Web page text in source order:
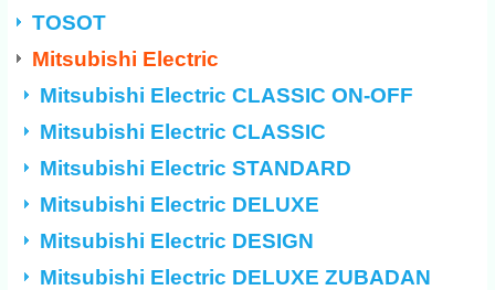
TOSOT
Mitsubishi Electric
Mitsubishi Electric CLASSIC ON-OFF
Mitsubishi Electric CLASSIC
Mitsubishi Electric STANDARD
Mitsubishi Electric DELUXE
Mitsubishi Electric DESIGN
Mitsubishi Electric DELUXE ZUBADAN